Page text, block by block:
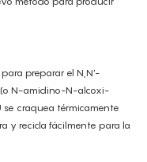
para preparar el N,N'-
N-amidino-N-alcoxi-
se craquea térmicamente
y recicla fácilmente para la